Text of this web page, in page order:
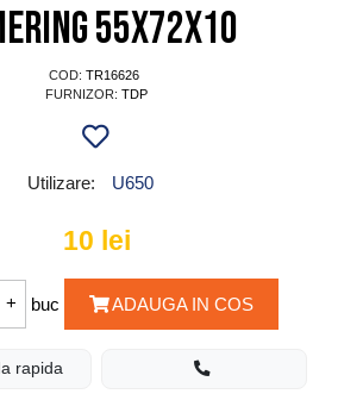
55X72X10
COD: TR16626
FURNIZOR: TDP
Utilizare: U650
10 lei
buc ADAUGA IN COS
rapida